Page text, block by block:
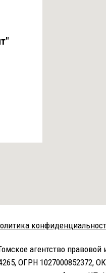
агентство правовой
ОГРН 1027000852372,